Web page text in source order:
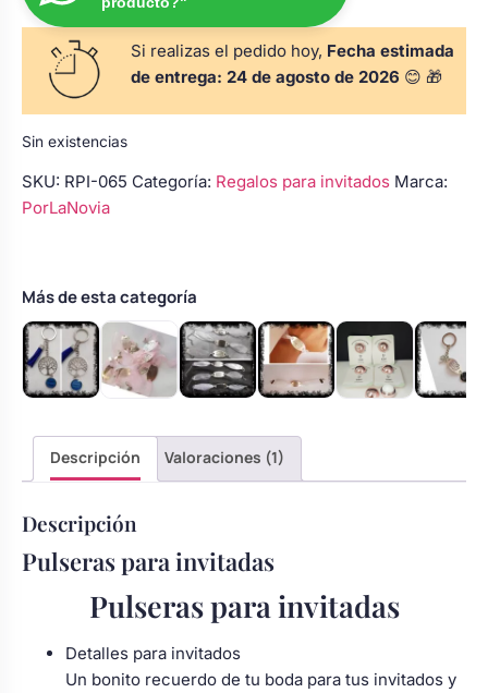
para arras
alianzas
porta alianzas
y pala tarta
personalizadas
Rasca y Gana para Comunión:
Detalles de comunión para invitados
Bolsos personalizados
Neceseres personalizados
Otros regalos
Si realizas el pedido hoy, Fecha estimada
de entrega: 24 de agosto de 2026 😊 🎁
Sin existencias
SKU: RPI-065 Categoría: Regalos para invitados Marca:
PorLaNovia
Más de esta categoría
Descripción Valoraciones (1)
Descripción
Pulseras para invitadas
Pulseras para invitadas
Detalles para invitados
Un bonito recuerdo de tu boda para tus invitados y